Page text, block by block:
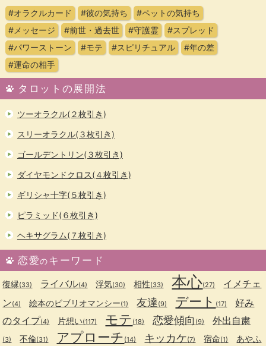
#オラクルカード #彼の気持ち
#ペットの気持ち
#メッセージ
#前世・過去世 #守護霊
#スプレッド
#パワーストーン
#モテ #スピリチュアル
#年の差
#運命の相手
タロットの展開法
ツーオラクル(２枚引き)
スリーオラクル(３枚引き)
ゴールデントリン(３枚引き)
ダイヤモンドクロス(４枚引き)
ギリシャ十字(５枚引き)
ピラミッド(６枚引き)
ヘキサグラム(７枚引き)
恋愛のキーワード
復縁(33) ライバル(4) 浮気(30) 相性(33) 本心(27)
イメチェ
ン(4) 絵本のビブリオマンシー(1) 友達 (9) デート (17)
好み
のタイプ(4) 片想い(117) モテ (18) 恋愛傾向 (9) 外出自粛
(3) 不倫(31) アプローチ (14) キッカケ(7) 宿命(1)
あやふ